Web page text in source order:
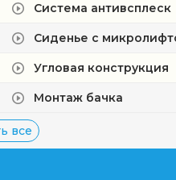
Система антивсплеск
Сиденье с
Угловая конструкция
Монтаж бачка
все